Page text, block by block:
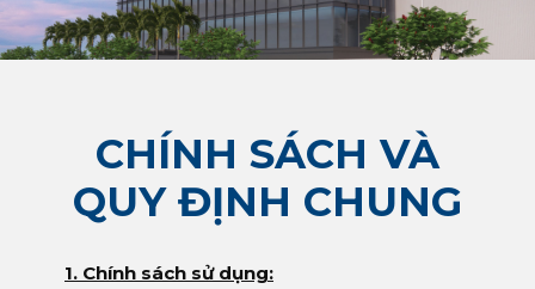
CHÍNH SÁCH VÀ
QUY ĐỊNH CHUNG
1. Chính sách sử dụng: